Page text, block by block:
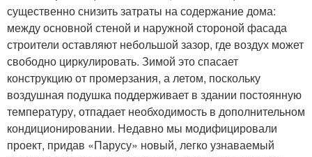
существенно снизить затраты на содержание дома:
между основной стеной и наружной стороной фасада
строители оставляют небольшой зазор, где воздух может
свободно циркулировать. Зимой это спасает
конструкцию от промерзания, а летом, поскольку
воздушная подушка поддерживает в здании постоянную
температуру, отпадает необходимость в дополнительном
кондиционировании. Недавно мы модифицировали
проект, придав «Парусу» новый, легко узнаваемый